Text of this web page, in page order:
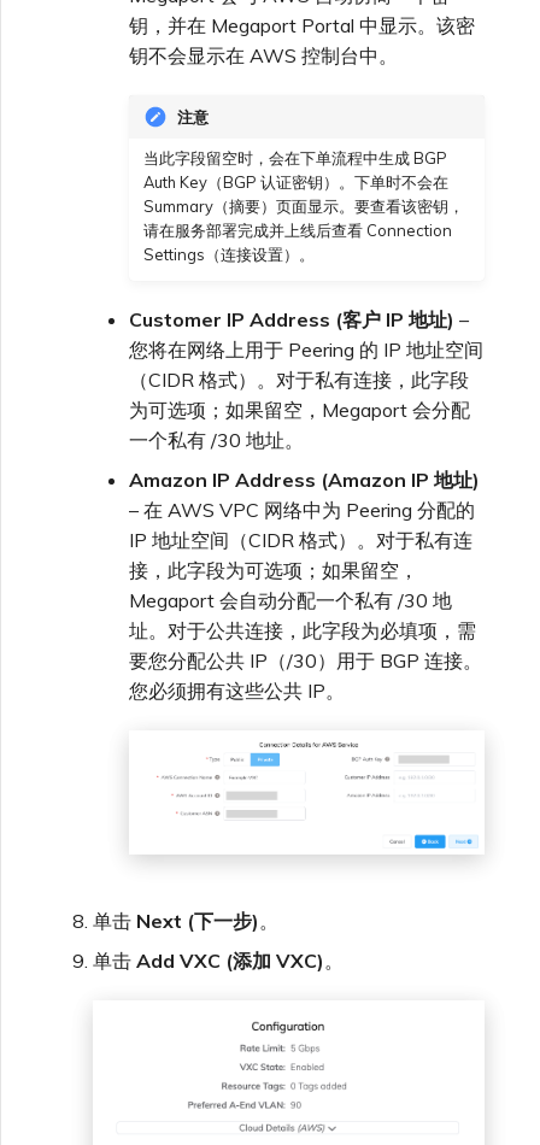
钥，并在 Megaport Portal 中显示。该密
钥不会显示在 AWS 控制台中。
注意
当此字段留空时，会在下单流程中生成 BGP
Auth Key（BGP 认证密钥）。下单时不会在
Summary（摘要）页面显示。要查看该密钥，
请在服务部署完成并上线后查看 Connection
Settings（连接设置）。
Customer IP Address (客户 IP 地址) –
您将在网络上用于 Peering 的 IP 地址空间
（CIDR 格式）。对于私有连接，此字段
为可选项；如果留空，Megaport 会分配
一个私有 /30 地址。
Amazon IP Address (Amazon IP 地址)
– 在 AWS VPC 网络中为 Peering 分配的
IP 地址空间（CIDR 格式）。对于私有连
接，此字段为可选项；如果留空，
Megaport 会自动分配一个私有 /30 地
址。对于公共连接，此字段为必填项，需
要您分配公共 IP（/30）用于 BGP 连接。
您必须拥有这些公共 IP。
单击 Next (下一步)。
单击 Add VXC (添加 VXC)。